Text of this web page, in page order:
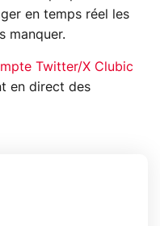
en temps réel les
manquer.
Twitter/X Clubic
en direct des